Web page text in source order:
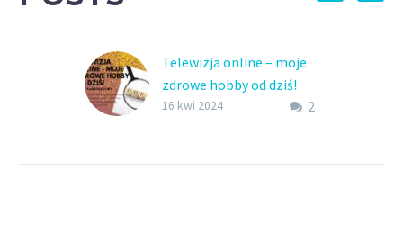
Telewizja online – moje
zdrowe hobby od dziś!
Programy edukacyjne
2
16 kwi 2024